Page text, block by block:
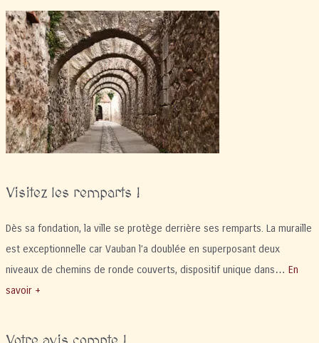
Visitez les remparts !
Dès sa fondation, la ville se protège derrière ses remparts. La muraille
est exceptionnelle car Vauban l’a doublée en superposant deux
niveaux de chemins de ronde couverts, dispositif unique dans… En
savoir +
5
octobre
2025